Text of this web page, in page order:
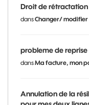
Droit de rétractation
dansChanger/
probleme de
dansMa facture, mon
Annulation de la